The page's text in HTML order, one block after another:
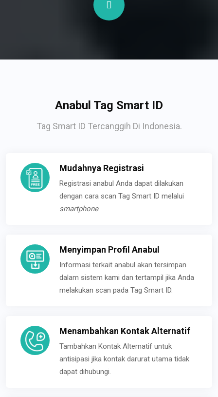
Anabul Tag Smart ID
Tag Smart ID Tercanggih Di Indonesia.
Mudahnya Registrasi
Registrasi anabul Anda dapat dilakukan
dengan cara scan Tag Smart ID melalui
smartphone.
Menyimpan Profil Anabul
Informasi terkait anabul akan tersimpan
dalam sistem kami dan tertampil jika Anda
melakukan scan pada Tag Smart ID.
Menambahkan Kontak Alternatif
Tambahkan Kontak Alternatif untuk
antisipasi jika kontak darurat utama tidak
dapat dihubungi.